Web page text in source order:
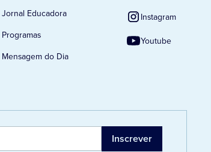
Jornal Educadora
Programas
Mensagem do Dia
Instagram
Youtube